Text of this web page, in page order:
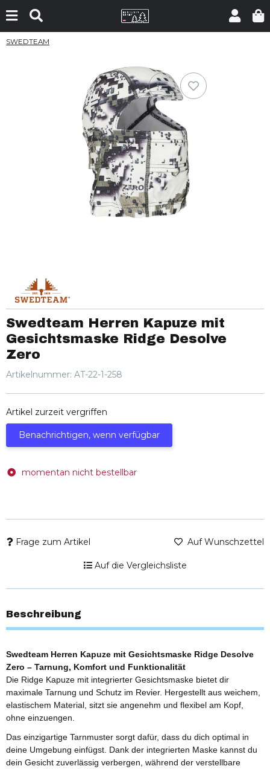
SWEDTEAM
Swedteam Herren Kapuze mit
Gesichtsmaske Ridge Desolve
Zero
Artikelnummer: AT-22-1-258
Artikel zurzeit vergriffen
Benachrichtigen, wenn verfügbar
momentan nicht bestellbar
Frage zum Artikel Auf Wunschzettel
Auf die Vergleichsliste
Beschreibung
Swedteam Herren Kapuze mit Gesichtsmaske Ridge Desolve
Zero – Tarnung, Komfort und Funktionalität
Die Ridge Kapuze mit integrierter Gesichtsmaske bietet dir
maximale Tarnung und Schutz im Revier. Hergestellt aus weichem,
elastischem Material, sitzt sie angenehm und flexibel am Kopf,
ohne einzuengen.
Das einzigartige Tarnmuster sorgt dafür, dass du dich optimal in
deine Umgebung einfügst. Dank der integrierten Maske kannst du
dein Gesicht zuverlässig verbergen, während der verstellbare